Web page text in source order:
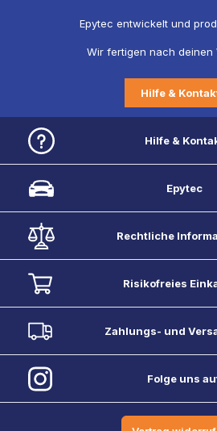
Epytec entwickelt und
Wir fertigen nach deinen
Hilfe &
Hilfe &
Epytec
Rechtliche
Risikofreies
Zahlungs- und
Folge uns